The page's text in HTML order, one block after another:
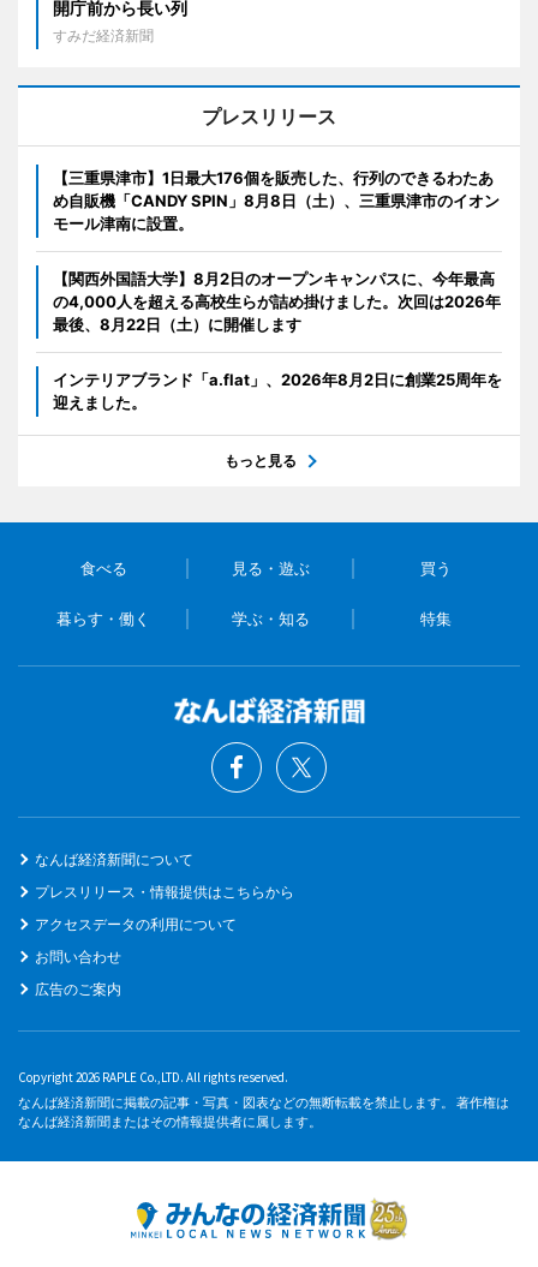
開庁前から長い列
すみだ経済新聞
プレスリリース
【三重県津市】1日最大176個を販売した、行列のできるわたあ
め自販機「CANDY SPIN」8月8日（土）、三重県津市のイオン
モール津南に設置。
【関西外国語大学】8月2日のオープンキャンパスに、今年最高
の4,000人を超える高校生らが詰め掛けました。次回は2026年
最後、8月22日（土）に開催します
インテリアブランド「a.flat」、2026年8月2日に創業25周年を
迎えました。
もっと見る
食べる 見る・遊ぶ 買う
暮らす・働く 学ぶ・知る 特集
なんば経済新聞について
プレスリリース・情報提供はこちらから
アクセスデータの利用について
お問い合わせ
広告のご案内
Copyright 2026 RAPLE Co.,LTD. All rights reserved.
なんば経済新聞に掲載の記事・写真・図表などの無断転載を禁止します。 著作権は
なんば経済新聞またはその情報提供者に属します。